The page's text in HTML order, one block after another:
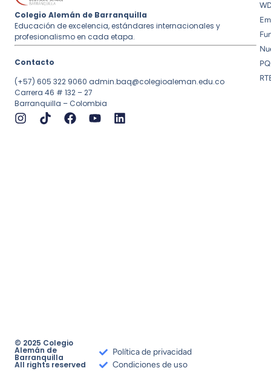
Colegio Alemán de Barranquilla
Educación de excelencia, estándares internacionales y
profesionalismo en cada etapa.
Contacto
(+57) 605 322 9060 admin.baq@colegioaleman.edu.co
Carrera 46 # 132 – 27
Barranquilla – Colombia
© 2025 Colegio
Alemán de
Barranquilla
All rights reserved
Política de privacidad
Condiciones de uso